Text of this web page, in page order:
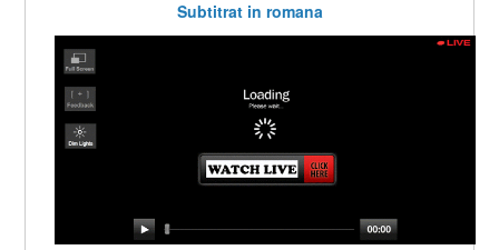
Subtitrat in romana